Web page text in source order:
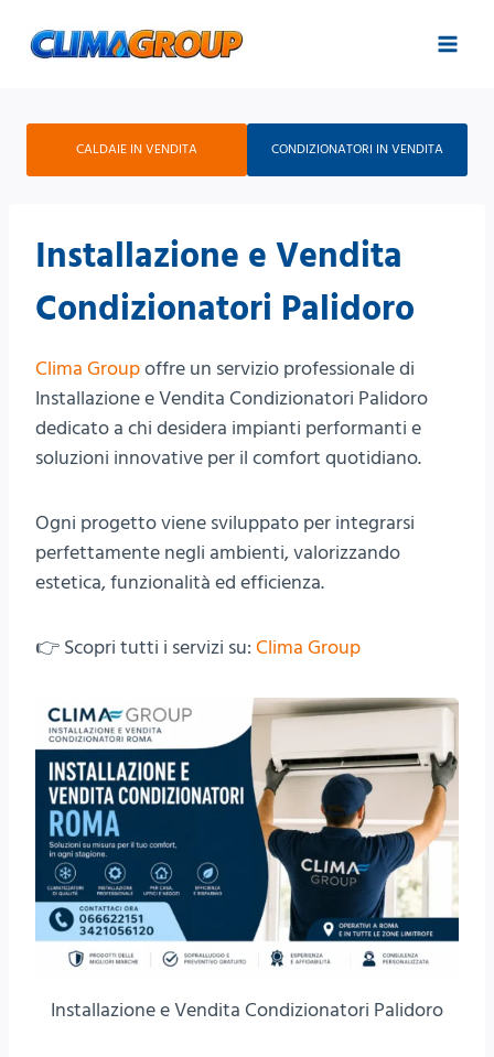
CALDAIE IN VENDITA CONDIZIONATORI IN VENDITA
Installazione e Vendita
Condizionatori Palidoro
Clima Groupoffre un servizio professionale di
Installazione e Vendita Condizionatori Palidoro
dedicato a chi desidera impianti performanti e
soluzioni innovative per il comfort quotidiano.
Ogni progetto viene sviluppato per integrarsi
perfettamente negli ambienti, valorizzando
estetica, funzionalità ed efficienza.
👉 Scopri tutti i servizi su: Clima Group
Installazione e Vendita Condizionatori Palidoro